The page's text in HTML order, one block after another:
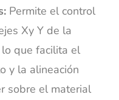
Permite el control
Xy Y de la
que facilita el
y la alineación
sobre el material